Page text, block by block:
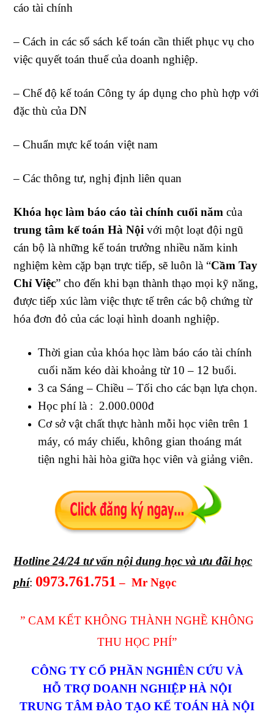
cáo tài chính
– Cách in các sổ sách kế toán cần thiết phục vụ cho
việc quyết toán thuế của doanh nghiệp.
– Chế độ kế toán Công ty áp dụng cho phù hợp với
đặc thù của DN
– Chuẩn mực kế toán việt nam
– Các thông tư, nghị định liên quan
Khóa học làm báo cáo tài chính cuối năm của
trung tâm kế toán Hà Nội với một loạt đội ngũ
cán bộ là những kế toán trưởng nhiều năm kinh
nghiệm kèm cặp bạn trực tiếp, sẽ luôn là “Cầm Tay
Chỉ Việc” cho đến khi bạn thành thạo mọi kỹ năng,
được tiếp xúc làm việc thực tế trên các bộ chứng từ
hóa đơn đỏ của các loại hình doanh nghiệp.
Thời gian của khóa học làm báo cáo tài chính
cuối năm kéo dài khoảng từ 10 – 12 buổi.
3 ca Sáng – Chiều – Tối cho các bạn lựa chọn.
Học phí là : 2.000.000đ
Cơ sở vật chất thực hành mỗi học viên trên 1
máy, có máy chiếu, không gian thoáng mát
tiện nghi hài hòa giữa học viên và giảng viên.
Hotline 24/24 tư vấn nội dung học và ưu đãi học
phí: 0973.761.751 – Mr Ngọc
” CAM KẾT KHÔNG THÀNH NGHỀ KHÔNG
THU HỌC PHÍ”
CÔNG TY CỔ PHẦN NGHIÊN CỨU VÀ
HỖ TRỢ DOANH NGHIỆP HÀ NỘI
TRUNG TÂM ĐÀO TẠO KẾ TOÁN HÀ NỘI